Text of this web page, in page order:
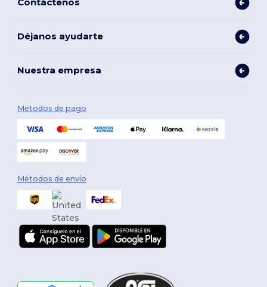
Contáctenos
Déjanos ayudarte
Nuestra empresa
Métodos de pago
Métodos de envío